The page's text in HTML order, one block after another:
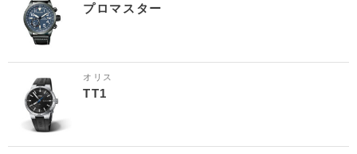
プロマスター
オリス
TT1